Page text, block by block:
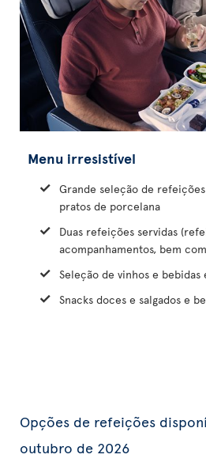
Menu irresistível
Grande seleção de
pratos de porcelana
Duas refeições servidas
acompanhamentos, bem
Seleção de vinhos e bebidas
Snacks doces e salgados e
Opções de refeições
outubro de 2026